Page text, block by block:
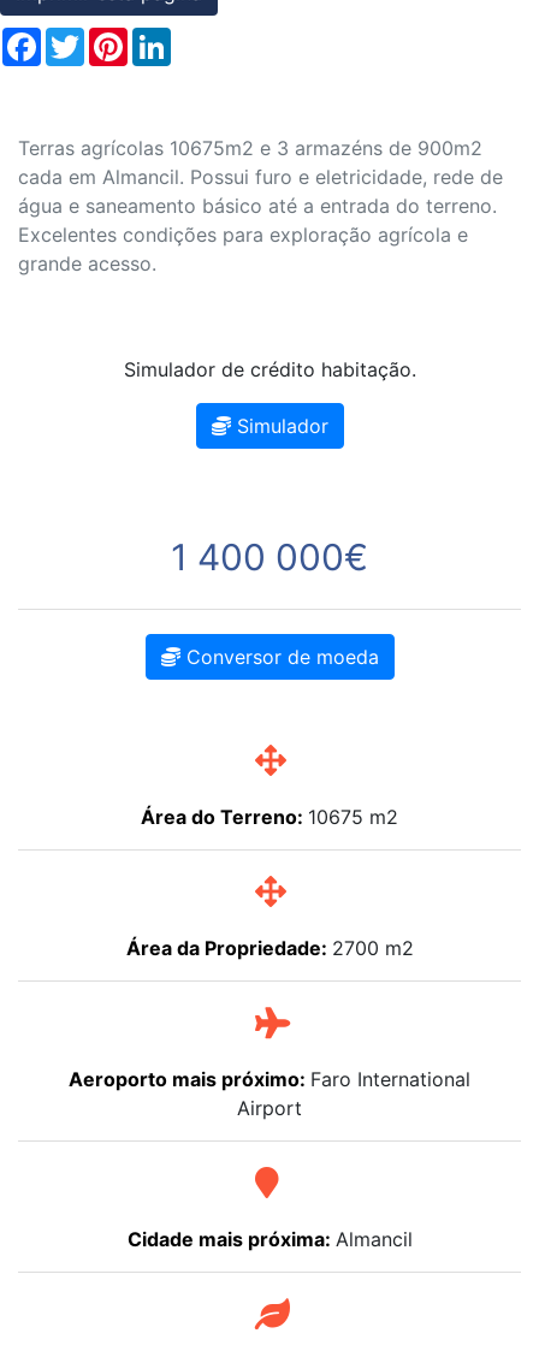
Facebook
TwitterPinterest
Terras agrícolas 10675m2 e 3 armazéns de 900m2
cada em Almancil. Possui furo e eletricidade, rede de
água e saneamento básico até a entrada do terreno.
Excelentes condições para exploração agrícola e
grande acesso.
Simulador de crédito habitação.
Simulador
1 400 000€
Conversor de moeda
Área do Terreno: 10675 m2
Área da Propriedade: 2700 m2
Aeroporto mais próximo: Faro International
Airport
Cidade mais próxima: Almancil